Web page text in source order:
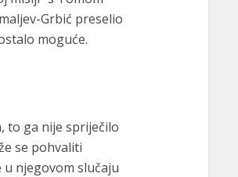
Grbić preselio
moguće.
to ga nije spriječilo
se pohvaliti
njegovom slučaju